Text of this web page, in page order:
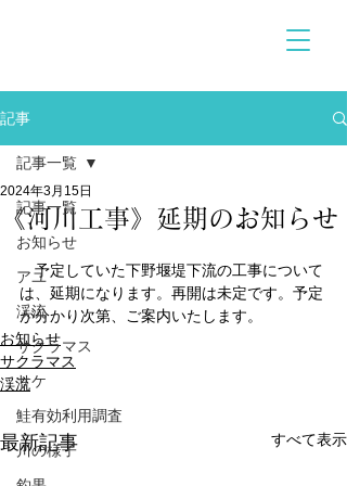
記事
記事一覧
お知らせ
アユ
渓流
サクラマス
サケ
鮭有効利用調査
川の様子
記事一覧
《河川工事》延期のお知らせ
2024年3月15日
予定していた下野堰堤下流の工事について
は、延期になります。再開は未定です。予定
が分かり次第、ご案内いたします。
お知らせ
サクラマス
渓流
最新記事 すべて表示